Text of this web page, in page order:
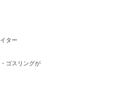
ター
ゴスリングが